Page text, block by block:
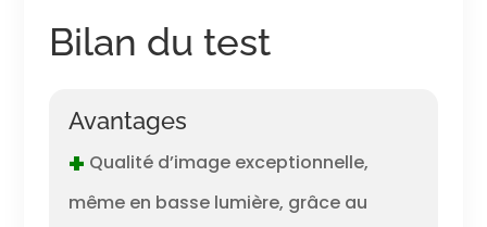
Bilan du test
Avantages
+ Qualité d’image exceptionnelle,
même en basse lumière, grâce au